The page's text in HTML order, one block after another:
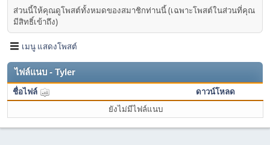
ส่วนนี้ให้คุณดูโพสต์ทั้งหมดของสมาชิกท่านนี้ (เฉพาะโพสต์ในส่วนที่คุณ
มีสิทธิ์เข้าถึง)
เมนู แสดงโพสต์
ไฟล์แนบ - Tyler
ชื่อไฟล์
ดาวน์โหลด
ยังไม่มีไฟล์แนบ